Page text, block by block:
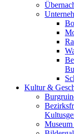
Kultur &